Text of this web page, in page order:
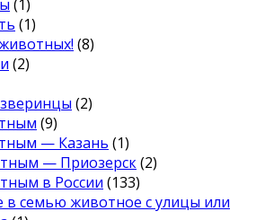
(1)
(1)
(8)
(2)
(2)
(9)
— Казань (1)
— Приозерск(2)
в России (133)
в семью животное с улицы или